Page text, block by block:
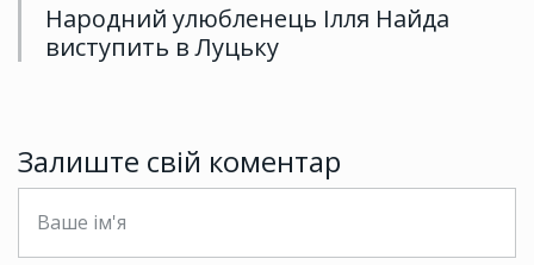
Народний улюбленець Ілля Найда
виступить в Луцьку
Залиште свій коментар